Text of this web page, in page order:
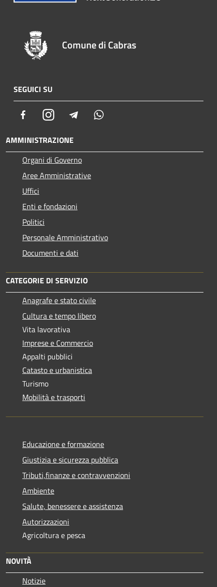
Comune di Cabras
SEGUICI SU
FacebookInstagram Telegram
AMMINISTRAZIONE
Organi di Governo
Aree Amministrative
Uffici
Enti e fondazioni
Politici
Personale Amministrativo
Documenti e dati
CATEGORIE DI SERVIZIO
Anagrafe e stato civile
Cultura e tempo libero
Vita lavorativa
Imprese e Commercio
Appalti pubblici
Catasto e urbanistica
Turismo
Mobilità e trasporti
Educazione e formazione
Giustizia e sicurezza pubblica
Tributi,finanze e contravvenzioni
Ambiente
Salute, benessere e assistenza
Autorizzazioni
Agricoltura e pesca
NOVITÀ
Notizie